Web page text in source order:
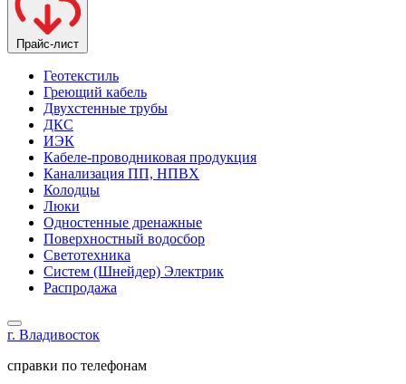
Прайс-лист
Геотекстиль
Греющий кабель
Двухстенные трубы
ДКС
ИЭК
Кабеле-проводниковая продукция
Канализация ПП, НПВХ
Колодцы
Люки
Одностенные дренажные
Поверхностный водосбор
Светотехника
Систем (Шнейдер) Электрик
Распродажа
г. Владивосток
справки по телефонам